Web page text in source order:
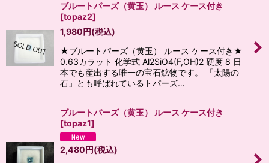
ブルートパーズ（黄玉） ルース ケース付き
[topaz2]
1,980円(税込)
★ブルートパーズ（黄玉） ルース ケース付き★
0.63カラット 化学式 Al2SiO4(F,OH)2 硬度 8 日
本でも産出する唯一の宝石鉱物です。 「太陽の
石」とも呼ばれているトパーズ…
ブルートパーズ（黄玉） ルース ケース付き
[topaz1]
2,480円(税込)